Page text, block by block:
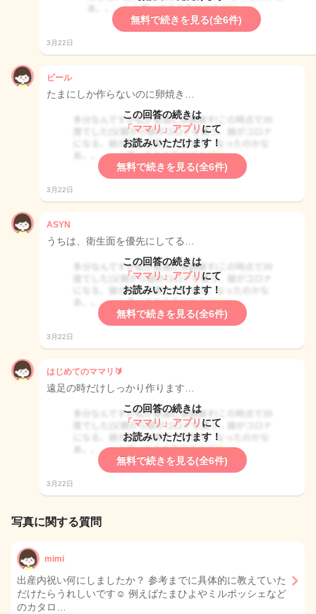
無料で続きを見る(全6件)
3月22日
ビール
たまにしか作らないのに卵焼き…
この回答の続きは
「ママリ」アプリ にて
お読みいただけます！
無料で続きを見る(全6件)
3月22日
ASYN
うちは、衛生面を優先にしてる…
この回答の続きは
「ママリ」アプリ にて
お読みいただけます！
無料で続きを見る(全6件)
3月22日
はじめてのママリ🔰
遠足の時だけしっかり作ります…
この回答の続きは
「ママリ」アプリ にて
お読みいただけます！
無料で続きを見る(全6件)
3月22日
写真に関する質問
mimi
出産内祝い何にしましたか？ 参考までに具体的に教えていた
だけたらうれしいです☺️ 例えばたまひよやミルポッシェなど
のカタロ…